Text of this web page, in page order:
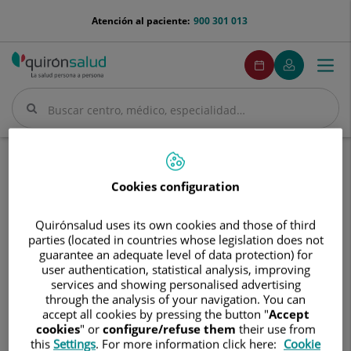
menu-
900 301 013
Atención al paciente:
Buscar
Buscar
menuPedirCita
Pedir
cita
Mi
Quirónsalud
Menú
Centro Médico Quirónsalud Fuengirola
Quirónsalud
Fuengirola
Centro Médico Quirónsalud
Fuengirola
Cookies configuration
Quirónsalud uses its own cookies and those of third
parties (located in countries whose legislation does not
guarantee an adequate level of data protection) for
user authentication, statistical analysis, improving
services and showing personalised advertising
through the analysis of your navigation. You can
accept all cookies by pressing the button "Accept
cookies" or configure/refuse them their use from
this Settings. For more information click here: Cookie